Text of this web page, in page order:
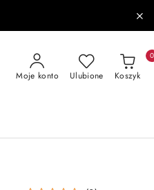
Moje konto Ulubione Koszyk
0